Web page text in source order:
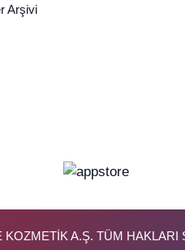
Arşivi
A.Ş. TÜM HAKLARI